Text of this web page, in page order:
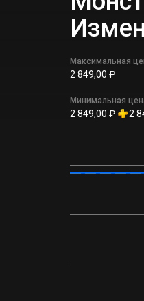
Максимальная
2 849,00 ₽
Минимальная
2 849,00 ₽ 2